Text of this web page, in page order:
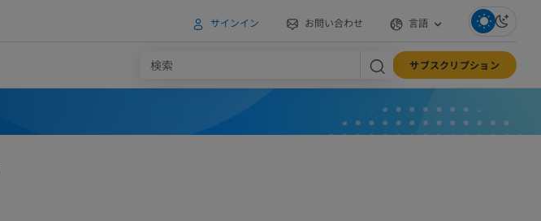
サインイン お問い合わせ 言語
サブスクリプション